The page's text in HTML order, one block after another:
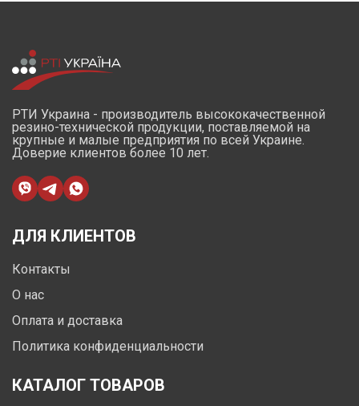
РТИ Украина - производитель высококачественной
резино-технической продукции, поставляемой на
крупные и малые предприятия по всей Украине.
Доверие клиентов более 10 лет.
ДЛЯ КЛИЕНТОВ
Контакты
О нас
Оплата и доставка
Политика конфиденциальности
КАТАЛОГ ТОВАРОВ